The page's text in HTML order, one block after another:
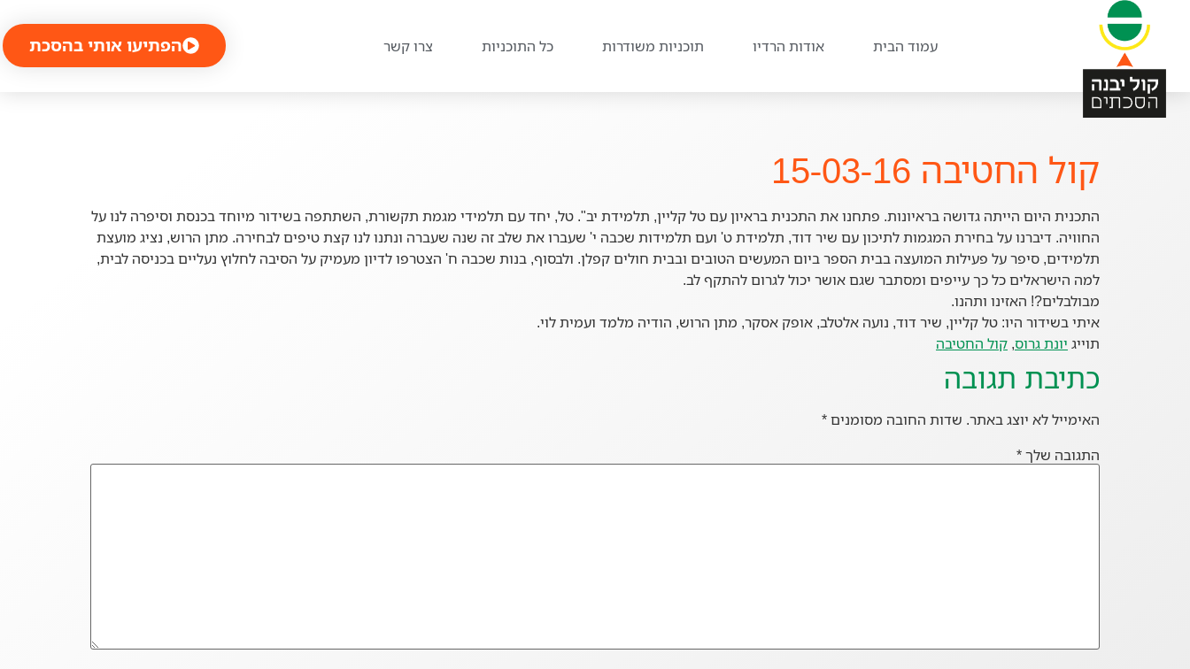
עמוד הבית אודות הרדיו תוכניות משודרות כל התוכניות צרו קשר הפתיעו אותי בהסכת
קול החטיבה 15-03-16
התכנית היום הייתה גדושה בראיונות. פתחנו את התכנית בראיון עם טל קליין, תלמידת יב". טל, יחד עם תלמידי מגמת תקשורת, השתתפה בשידור מיוחד בכנסת וסיפרה לנו על
החוויה. דיברנו על בחירת המגמות לתיכון עם שיר דוד, תלמידת ט' ועם תלמידות שכבה י' שעברו את שלב זה שנה שעברה ונתנו לנו קצת טיפים לבחירה. מתן הרוש, נציג מועצת
תלמידים, סיפר על פעילות המועצה בבית הספר ביום המעשים הטובים ובבית חולים קפלן. ולבסוף, בנות שכבה ח' הצטרפו לדיון מעמיק על הסיבה לחלוץ נעליים בכניסה לבית,
למה הישראלים כל כך עייפים ומסתבר שגם אושר יכול לגרום להתקף לב.
מבולבלים?! האזינו ותהנו.
איתי בשידור היו: טל קליין, שיר דוד, נועה אלטלב, אופק אסקר, מתן הרוש, הודיה מלמד ועמית לוי.
תוייג יונת גרוס, קול החטיבה
כתיבת תגובה
האימייל לא יוצג באתר. שדות החובה מסומנים*
התגובה שלך*